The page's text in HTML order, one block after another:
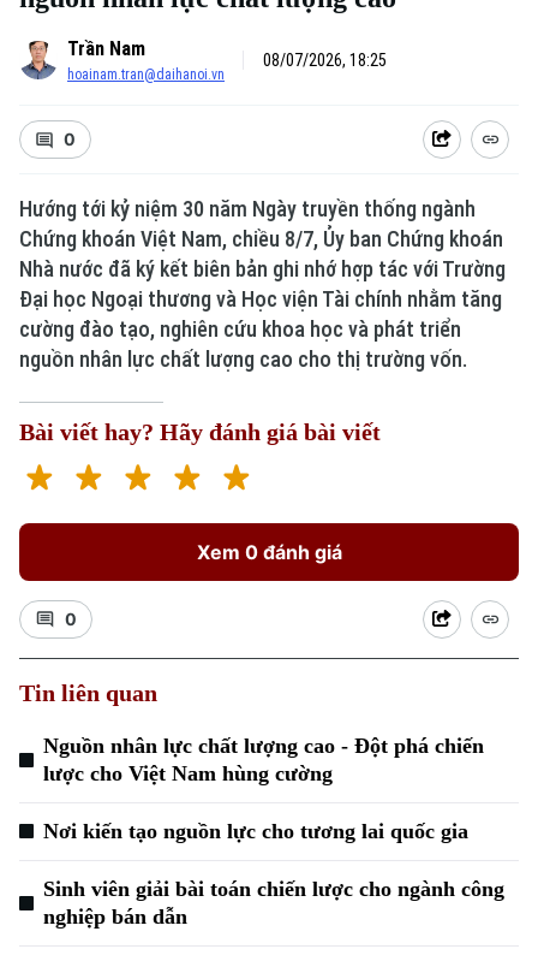
Trần Nam
hoainam.tran@daihanoi.vn
08/07/2026, 18:25
0
Hướng tới kỷ niệm 30 năm Ngày truyền thống ngành
Chứng khoán Việt Nam, chiều 8/7, Ủy ban Chứng khoán
Nhà nước đã ký kết biên bản ghi nhớ hợp tác với Trường
Đại học Ngoại thương và Học viện Tài chính nhằm tăng
cường đào tạo, nghiên cứu khoa học và phát triển
nguồn nhân lực chất lượng cao cho thị trường vốn.
Bài viết hay? Hãy đánh giá bài viết
Xem 0 đánh giá
0
Tin liên quan
Nguồn nhân lực chất lượng cao - Đột phá chiến
lược cho Việt Nam hùng cường
Nơi kiến tạo nguồn lực cho tương lai quốc gia
Sinh viên giải bài toán chiến lược cho ngành công
nghiệp bán dẫn